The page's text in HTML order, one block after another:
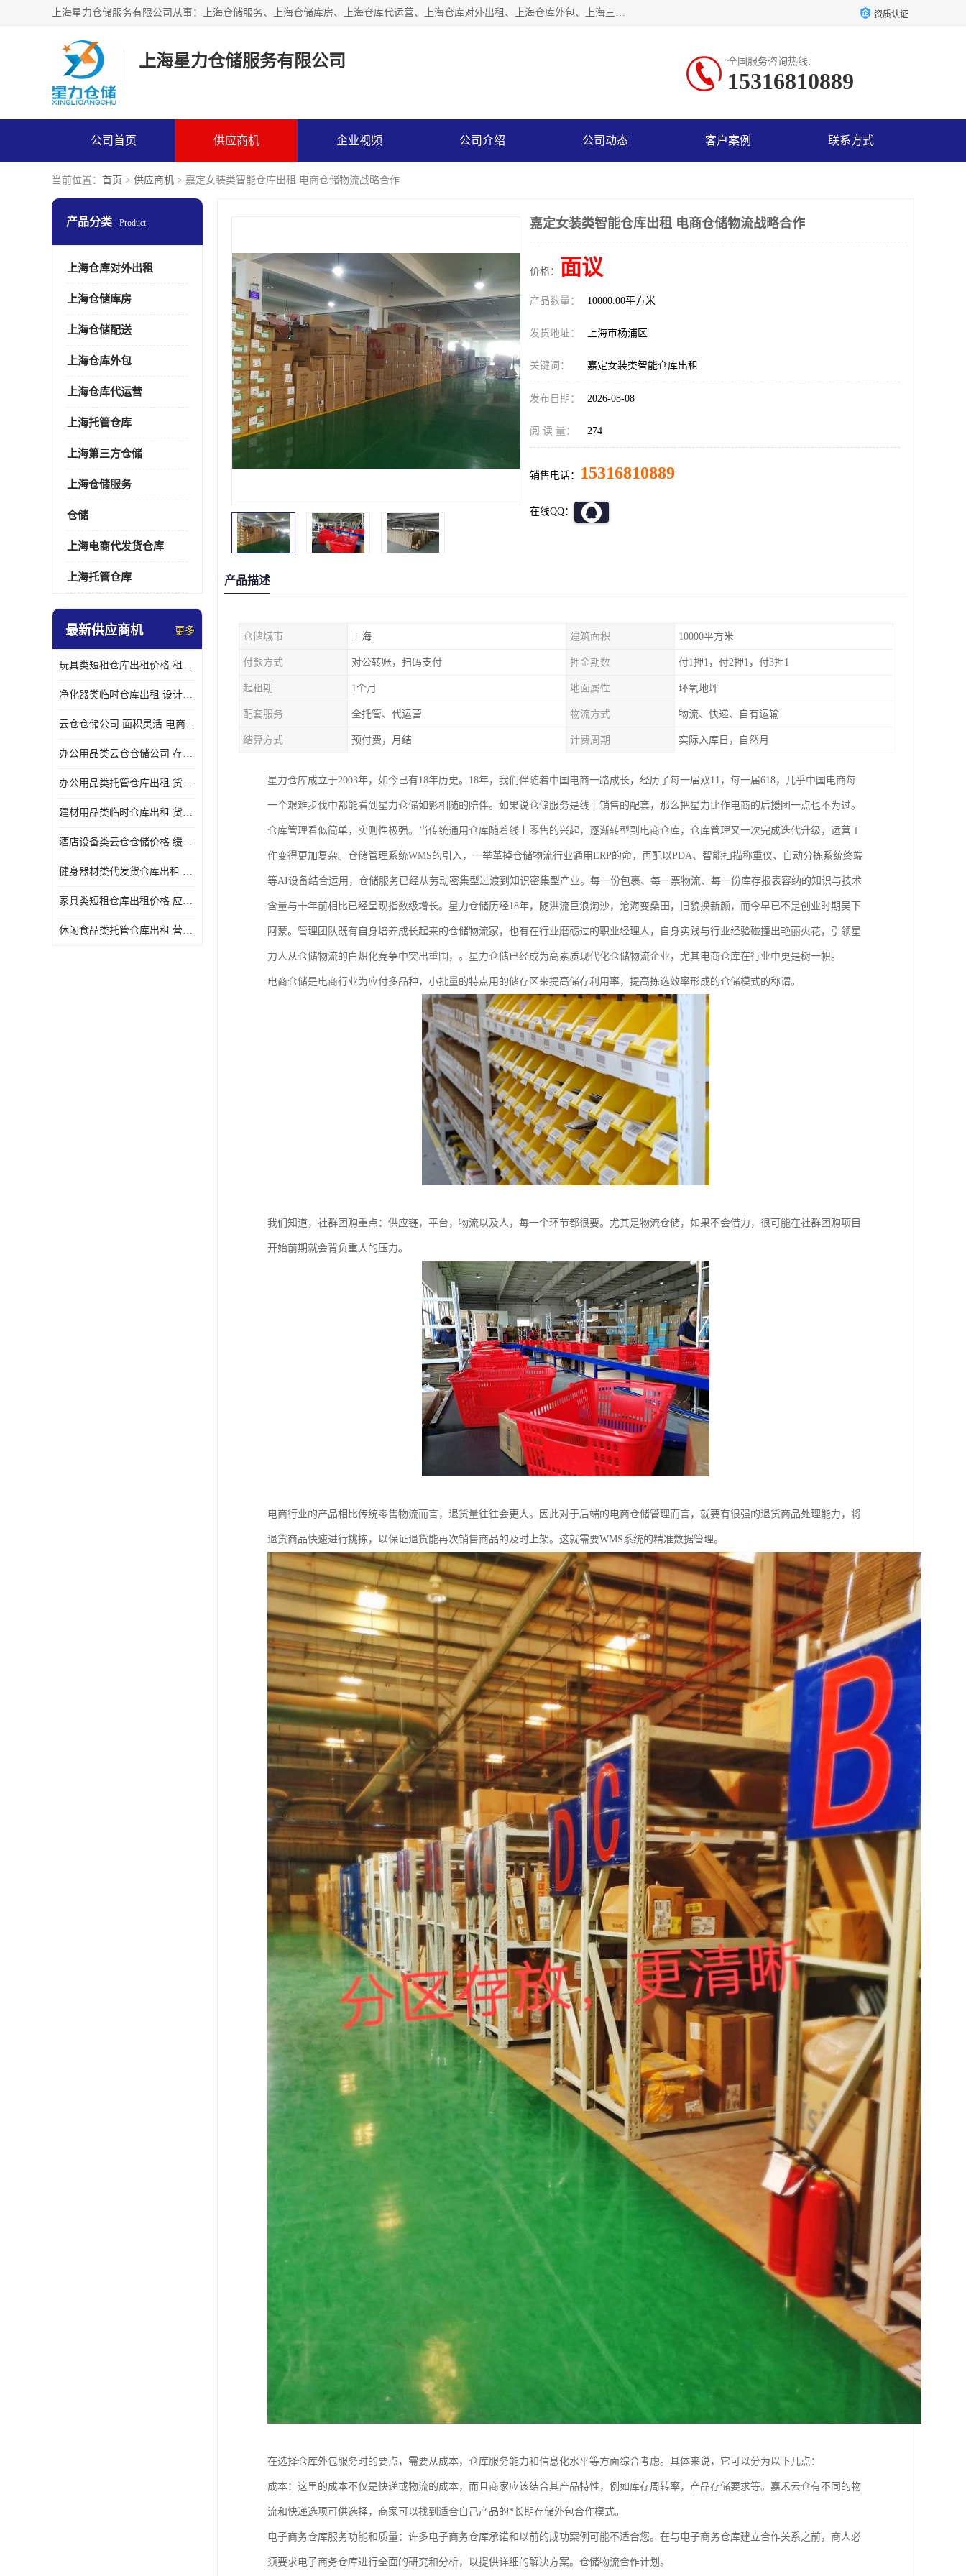
上海星力仓储服务有限公司从事：上海仓储服务、上海仓储库房、上海仓库代运营、上海仓库对外出租、上海仓库外包、上海三方仓储、上海电商仓储代发、上海电商代发货仓库、上海托管仓库、上海仓储配送。上海星力仓储服务有限公司现在拥有100个分仓、10万余平方的标准库房，精炼员工几百名，与几千家客户合作，公司已跻身上海仓储行业前列。欢迎来电咨询！ 资质认证
上海星力仓储服务有限公司 全国服务咨询热线:
15316810889
公司首页 供应商机 企业视频 公司介绍 公司动态 客户案例 联系方式
当前位置： 首页 > 供应商机 > 嘉定女装类智能仓库出租 电商仓储物流战略合作
产品分类 Product
上海仓库对外出租
上海仓储库房
上海仓储配送
上海仓库外包
上海仓库代运营
上海托管仓库
上海第三方仓储
上海仓储服务
仓储
上海电商代发货仓库
上海托管仓库
最新供应商机 更多
玩具类短租仓库出租价格 租期灵活 智能电商配套
净化器类临时仓库出租 设计简单 电商仓储物流战略合作
云仓仓储公司 面积灵活 电商仓储物流战略合作
办公用品类云仓仓储公司 存货周转很快 电商仓储物流战略整合
办公用品类托管仓库出租 货物装卸方便 电商仓储物流战略合作
建材用品类临时仓库出租 货物装卸方便 仓储供应链配套
酒店设备类云仓仓储价格 缓解企业储存压力 智能电商配套
健身器材类代发货仓库出租 租期灵活 新媒体平台配套
家具类短租仓库出租价格 应用广泛 智能电商配套
休闲食品类托管仓库出租 营造良好环境氛围 垂直电商配套
嘉定女装类智能仓库出租 电商仓储物流战略合作
价格： 面议
产品数量： 10000.00平方米
发货地址： 上海市杨浦区
关键词： 嘉定女装类智能仓库出租
发布日期： 2026-08-08
阅 读 量： 274
销售电话： 15316810889
在线QQ：
产品描述
仓储城市 上海 建筑面积 10000平方米
付款方式 对公转账，扫码支付 押金期数 付1押1，付2押1，付3押1
起租期 1个月 地面属性 环氧地坪
配套服务 全托管、代运营 物流方式 物流、快递、自有运输
结算方式 预付费，月结 计费周期 实际入库日，自然月
星力仓库成立于2003年，如今已有18年历史。18年，我们伴随着中国电商一路成长，经历了每一届双11，每一届618，几乎中国电商每
一个艰难步伐中都能看到星力仓储如影相随的陪伴。如果说仓储服务是线上销售的配套，那么把星力比作电商的后援团一点也不为过。
仓库管理看似简单，实则性极强。当传统通用仓库随着线上零售的兴起，逐渐转型到电商仓库，仓库管理又一次完成迭代升级，运营工
作变得更加复杂。仓储管理系统WMS的引入，一举革掉仓储物流行业通用ERP的命，再配以PDA、智能扫描称重仪、自动分拣系统终端
等AI设备结合运用，仓储服务已经从劳动密集型过渡到知识密集型产业。每一份包裹、每一票物流、每一份库存报表容纳的知识与技术
含量与十年前相比已经呈现指数级增长。星力仓储历经18年，随洪流巨浪淘沙，沧海变桑田，旧貌换新颜，而今早已不是创业时期吴下
阿蒙。管理团队既有自身培养成长起来的仓储物流家，也有在行业磨砺过的职业经理人，自身实践与行业经验碰撞出艳丽火花，引领星
力人从仓储物流的白炽化竞争中突出重围，。星力仓储已经成为高素质现代化仓储物流企业，尤其电商仓库在行业中更是树一帜。
电商仓储是电商行业为应付多品种，小批量的特点用的储存区来提高储存利用率，提高拣选效率形成的仓储模式的称谓。
我们知道，社群团购重点：供应链，平台，物流以及人，每一个环节都很要。尤其是物流仓储，如果不会借力，很可能在社群团购项目
开始前期就会背负重大的压力。
电商行业的产品相比传统零售物流而言，退货量往往会更大。因此对于后端的电商仓储管理而言，就要有很强的退货商品处理能力，将
退货商品快速进行挑拣，以保证退货能再次销售商品的及时上架。这就需要WMS系统的精准数据管理。
在选择仓库外包服务时的要点，需要从成本，仓库服务能力和信息化水平等方面综合考虑。具体来说，它可以分为以下几点：
成本：这里的成本不仅是快递或物流的成本，而且商家应该结合其产品特性，例如库存周转率，产品存储要求等。嘉禾云仓有不同的物
流和快递选项可供选择，商家可以找到适合自己产品的*长期存储外包合作模式。
电子商务仓库服务功能和质量：许多电子商务仓库承诺和以前的成功案例可能不适合您。在与电子商务仓库建立合作关系之前，商人必
须要求电子商务仓库进行全面的研究和分析，以提供详细的解决方案。仓储物流合作计划。